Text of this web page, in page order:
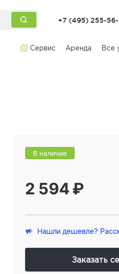
+7 (495) 255-
Сервис Аренда Все
В наличие
2 594 ₽
Нашли дешевле?
Заказать